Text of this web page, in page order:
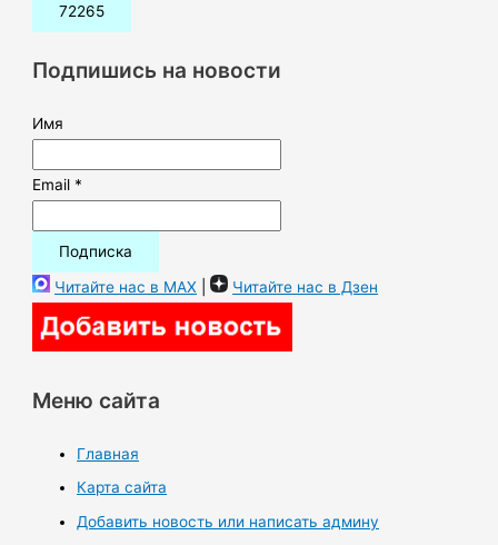
:Подпишись на новости
Имя
Email *
Читайте нас в MAX | Читайте нас в Дзен
Меню сайта
Главная
Карта сайта
Добавить новость или написать админу